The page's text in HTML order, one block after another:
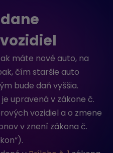
máte nové auto, na
čím staršie auto
bude daň vyššia.
upravená v zákone č.
vozidiel a o zmene
v znení zákona č.